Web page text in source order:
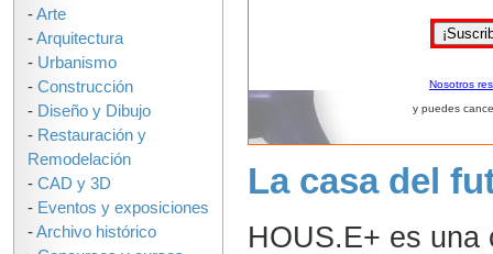
La casa del
HOUS.E+ es una
Nosotros
y puedes
-Arte
-Arquitectura
- Urbanismo
- Construcción
- Diseño y Dibujo
- Restauración y
Remodelación
- CAD y 3D
- Eventos y exposiciones
-Archivo histórico